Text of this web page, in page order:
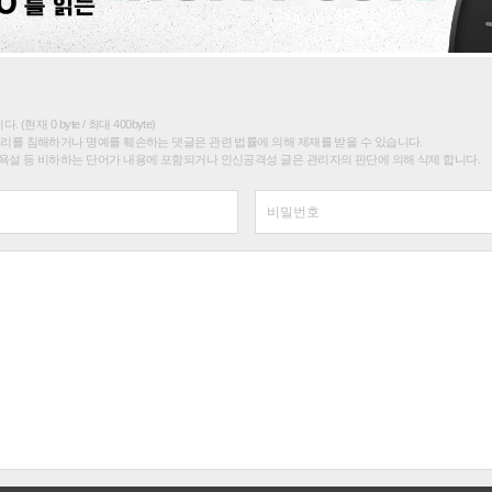
. (현재 0 byte / 최대 400byte)
를 침해하거나 명예를 훼손하는 댓글은 관련 법률에 의해 제재를 받을 수 있습니다.
설 등 비하하는 단어가 내용에 포함되거나 인신공격성 글은 관리자의 판단에 의해 삭제 합니다.